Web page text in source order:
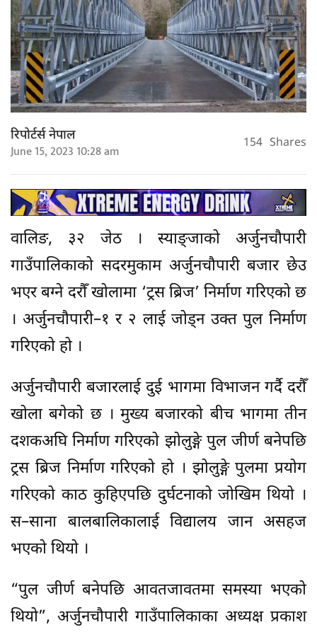
रिपोर्टर्स नेपाल
June 15, 2023 10:28 am 154 Shares
वालिङ, ३२ जेठ । स्याङ्जाको अर्जुनचौपारी
गाउँपालिकाको सदरमुकाम अर्जुनचौपारी बजार छेउ
भएर बग्ने दरौँ खोलामा ‘ट्रस ब्रिज’ निर्माण गरिएको छ
। अर्जुनचौपारी–१ र २ लाई जोड्न उक्त पुल निर्माण
गरिएको हो ।
अर्जुनचौपारी बजारलाई दुई भागमा विभाजन गर्दै दरौँ
खोला बगेको छ । मुख्य बजारको बीच भागमा तीन
दशकअघि निर्माण गरिएको झोलुङ्गे पुल जीर्ण बनेपछि
ट्रस ब्रिज निर्माण गरिएको हो । झोलुङ्गे पुलमा प्रयोग
गरिएको काठ कुहिएपछि दुर्घटनाको जोखिम थियो ।
स–साना बालबालिकालाई विद्यालय जान असहज
भएको थियो ।
“पुल जीर्ण बनेपछि आवतजावतमा समस्या भएको
थियो”, अर्जुनचौपारी गाउँपालिकाका अध्यक्ष प्रकाश